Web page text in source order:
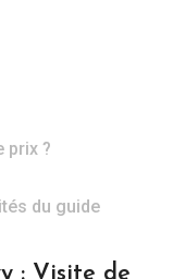
prix ?
du guide
: Visite de